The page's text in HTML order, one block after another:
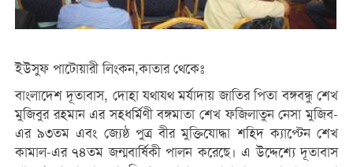
ইউসুফ পাটোয়ারী লিংকন,কাতার থেকেঃ
বাংলাদেশ দূতাবাস, দোহা যথাযথ মর্যাদায় জাতির পিতা বঙ্গবন্ধু শেখ
মুজিবুর রহমান এর সহধর্মিণী বঙ্গমাতা শেখ ফজিলাতুন নেসা মুজিব-
এর ৯৩তম এবং জ্যেষ্ঠ পুত্র বীর মুক্তিযোদ্ধা শহিদ ক্যাপ্টেন শেখ
কামাল-এর ৭৪তম জন্মবার্ষিকী পালন করেছে। এ উদ্দেশ্যে দূতাবাস